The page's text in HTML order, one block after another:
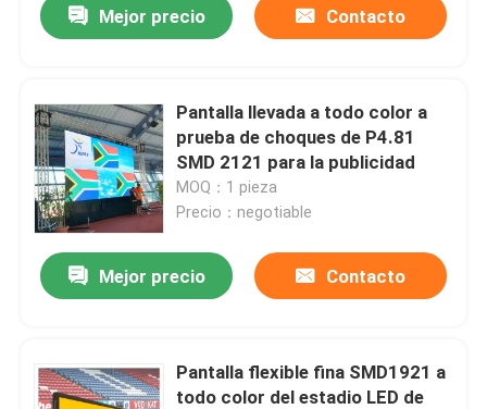
Mejor precio Contacto
Pantalla llevada a todo color a
prueba de choques de P4.81
SMD 2121 para la publicidad
MOQ：1 pieza
Precio：negotiable
Mejor precio Contacto
Pantalla flexible fina SMD1921 a
todo color del estadio LED de